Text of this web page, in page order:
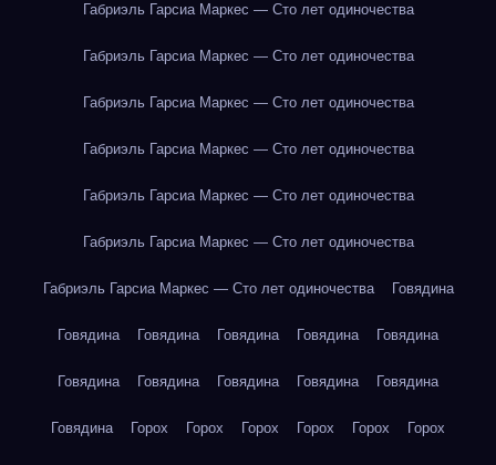
Габриэль Гарсиа Маркес — Сто лет одиночества
Габриэль Гарсиа Маркес — Сто лет одиночества
Габриэль Гарсиа Маркес — Сто лет одиночества
Габриэль Гарсиа Маркес — Сто лет одиночества
Габриэль Гарсиа Маркес — Сто лет одиночества
Габриэль Гарсиа Маркес — Сто лет одиночества
Габриэль Гарсиа Маркес — Сто лет одиночества Говядина
Говядина Говядина Говядина Говядина Говядина
Говядина Говядина Говядина Говядина Говядина
Говядина Горох Горох Горох Горох Горох Горох